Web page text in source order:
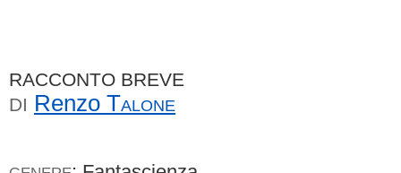
RACCONTO BREVE
DI Renzo Talone